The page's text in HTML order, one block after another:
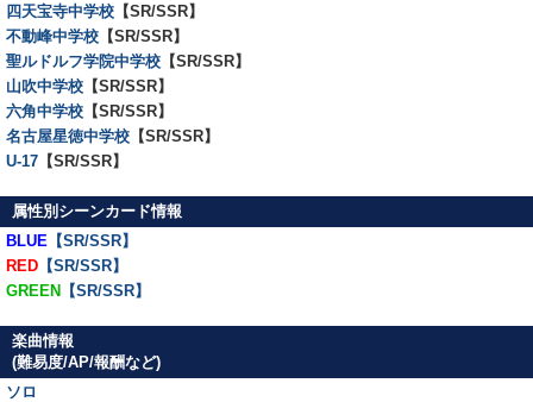
四天宝寺中学校 【SR/SSR】
不動峰中学校 【SR/SSR】
聖ルドルフ学院中学校 【SR/SSR】
山吹中学校 【SR/SSR】
六角中学校 【SR/SSR】
名古屋星徳中学校 【SR/SSR】
U-17 【SR/SSR】
属性別シーンカード情報
BLUE 【SR/SSR】
RED 【SR/SSR】
GREEN 【SR/SSR】
楽曲情報
(難易度/AP/報酬など)
ソロ